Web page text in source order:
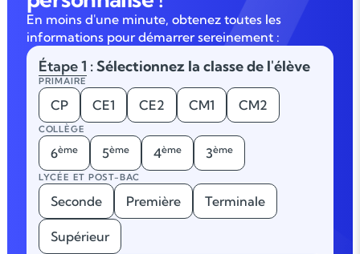
En moins d'une minute, obtenez toutes les
informations pour démarrer sereinement :
Étape 1 : Sélectionnez la classe de l'élève
PRIMAIRE
CP CE1 CE2 CM1 CM2
COLLÈGE
6ème 5ème 4ème 3ème
LYCÉE ET POST-BAC
Seconde Première Terminale
Supérieur